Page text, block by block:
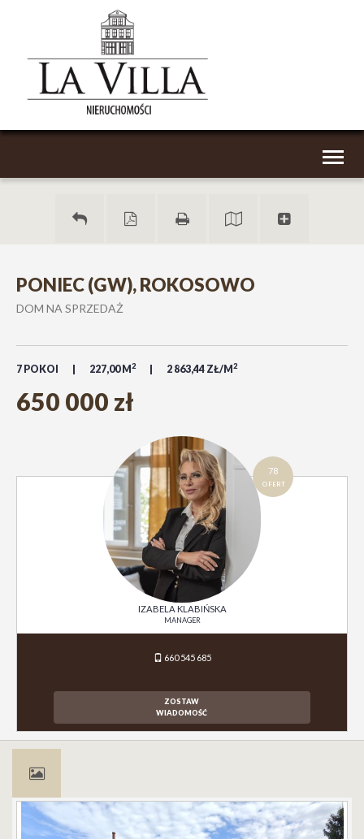
PONIEC (GW), ROKOSOWO
DOM NA SPRZEDAŻ
7 POKOI 227,00 M 2 2 863,44 ZŁ/M 2
650 000 zł
78
OFERT
IZABELA KLABIŃSKA
MANAGER
660 545 685
ZOSTAW
WIADOMOŚĆ